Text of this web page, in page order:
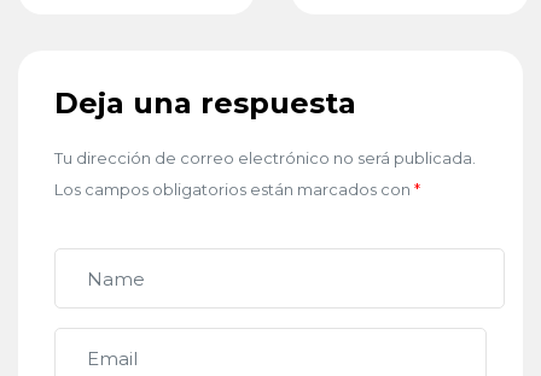
Deja una respuesta
Tu dirección de correo electrónico no será publicada.
Los campos obligatorios están marcados con *